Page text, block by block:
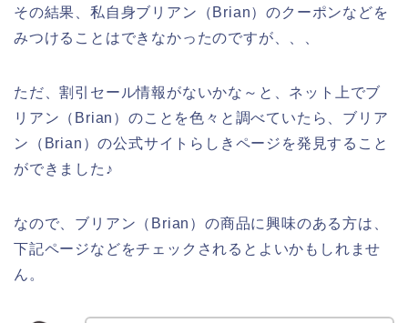
その結果、私自身ブリアン（Brian）のクーポンなどを
みつけることはできなかったのですが、、、
ただ、割引セール情報がないかな～と、ネット上でブ
リアン（Brian）のことを色々と調べていたら、ブリア
ン（Brian）の公式サイトらしきページを発見すること
ができました♪
なので、ブリアン（Brian）の商品に興味のある方は、
下記ページなどをチェックされるとよいかもしれませ
ん。